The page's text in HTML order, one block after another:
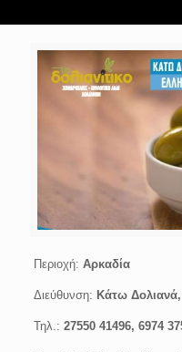
Περιοχή: Αρκαδία
Διεύθυνση: Κάτω
Τηλ.: 27550 41496, 6974